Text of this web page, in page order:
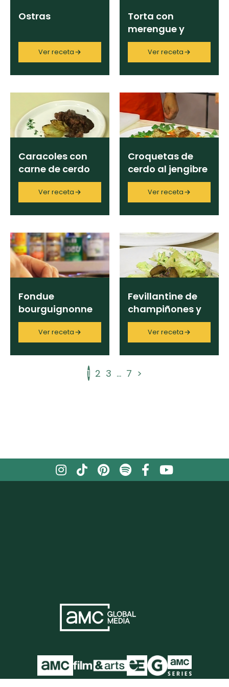
Ostras
Ver receta
Torta con
merengue y
helado de crema
Ver receta
Caracoles con
carne de cerdo
en salsa de vino
Ver receta
Croquetas de
cerdo al jengibre
Ver receta
Fondue
bourguignonne
Ver receta
Fevillantine de
champiñones y
cebollas
Ver receta
1 2 3 ... 7 >